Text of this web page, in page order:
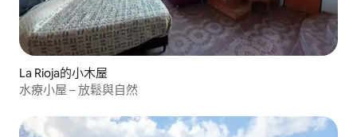
La Rioja的小木屋
水療小屋 – 放鬆與自然